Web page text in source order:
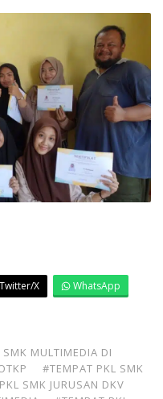
Twitter/X
WhatsApp
MULTIMEDIA DI
#TEMPAT PKL SMK
SMK JURUSAN DKV